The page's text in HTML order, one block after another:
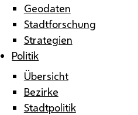
Geodaten
Stadtforschung
Strategien
Politik
Übersicht
Bezirke
Stadtpolitik